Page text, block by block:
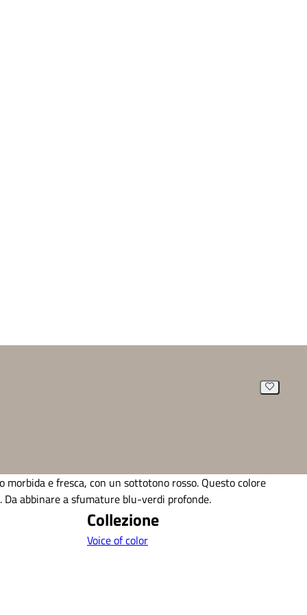
morbida e fresca, con un sottotono rosso. Questo colore
abbinare a sfumature blu-verdi profonde.
Collezione
Voice of color